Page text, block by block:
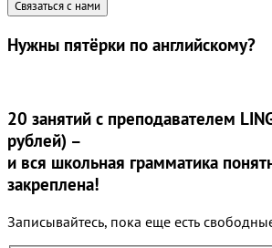
Нужны пятёрки по английскому?
20 занятий с преподавателем
рублей) –
и вся школьная грамматика
закреплена!
Записывайтесь, пока еще есть